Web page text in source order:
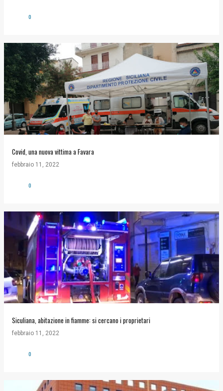
0
Covid, una nuova vittima a Favara
febbraio 11, 2022
0
Siculiana, abitazione in fiamme: si cercano i proprietari
febbraio 11, 2022
0